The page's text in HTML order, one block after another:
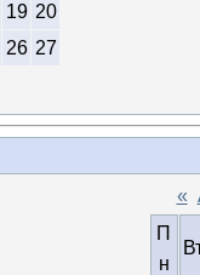
19 20
26 27
«
П
н